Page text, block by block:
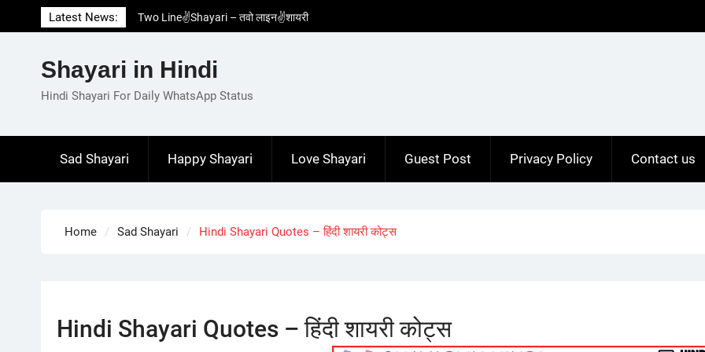
to
Latest News:
Two Line✌️Shayari – तवो लाइन✌️शायरी
Love😓Lines In Hindi – लव😓लाइन्स इन हिंदी
Love🥳Poetry In Hindi – लव🥳पोएट्री इन हिंदी
1 Line☝️Shayari In Hindi – १ लाइन☝️शायरी इन
Shayari in Hindi
Hindi Shayari For Daily WhatsApp Status
Sad Shayari Happy Shayari Love Shayari Guest Post Privacy Policy Contact us
Home Sad Shayari Hindi Shayari Quotes – हिंदी शायरी कोट्स
Hindi Shayari Quotes – हिंदी शायरी कोट्स